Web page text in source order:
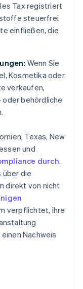
Tax registriert
steuerfrei
einfließen, die
Wenn Sie
Kosmetika oder
verkaufen,
behördliche
Texas, New
und
durch.
über die
direkt von nicht
verpflichtet, ihre
Nachweis